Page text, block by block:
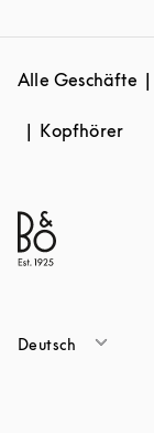
Alle Geschäfte
Kopfhörer
Deutsch